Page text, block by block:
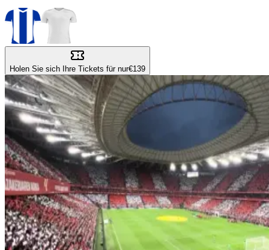
Holen Sie sich Ihre Tickets für nur€139